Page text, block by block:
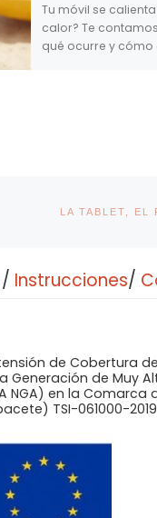
Tu móvil se
calor? Te
qué ocurre y cómo
LA TABLET, EL
/ Instrucciones/
de Cobertura
Generación de Muy
NGA) en la Comarca
TSI-061000-